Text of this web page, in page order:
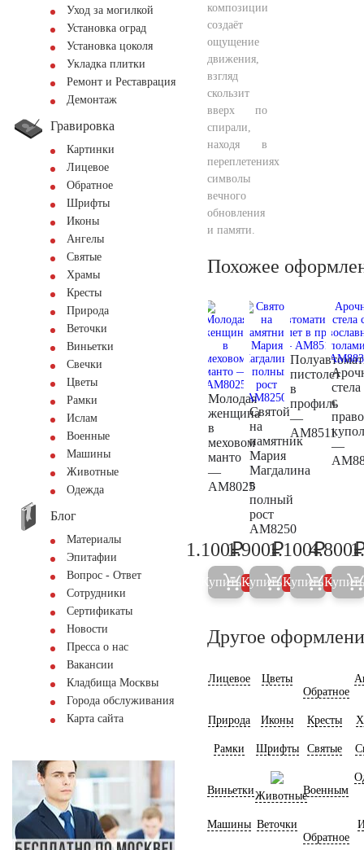
Уход за могилкой
Установка оград
Установка цоколя
Укладка плитки
Ремонт и Реставрация
Демонтаж
Гравировка
Картинки
Лицевое
Обратное
Шрифты
Иконы
Ангелы
Святые
Храмы
Кресты
Природа
Веточки
Виньетки
Свечки
Цветы
Рамки
Ислам
Военные
Машины
Животные
Одежда
Блог
Материалы
Эпитафии
Вопрос - Ответ
Сотрудники
Сертификаты
Новости
Пресса о нас
Вакансии
Кладбища Москвы
Города обслуживания
Карта сайта
композиции
создаёт
ощущение
движения,
взгляд
скользит
вверх по
спирали,
находя в
переплетениях
символы
вечного
обновления
и памяти.
Похожее
Молодая
женщина
в
меховом
манто
—
AM8025
1.200
1.100₽
Купить 5%
Святой
на
памятник
Мария
Магдалина
в
полный
рост
AM8250
2.000
1.900₽
Купить 5%
пистолет
в
профиль
—
AM8511
1.200
1.100₽
Купить 5%
стела
с
—
4.800
Купить
Другое
Лицевое
Цветы
Обратное
Природа Иконы Кресты
Рамки Шрифты Святые
ВиньеткиЖивотныеВоенным
Машины Веточки
Обратное